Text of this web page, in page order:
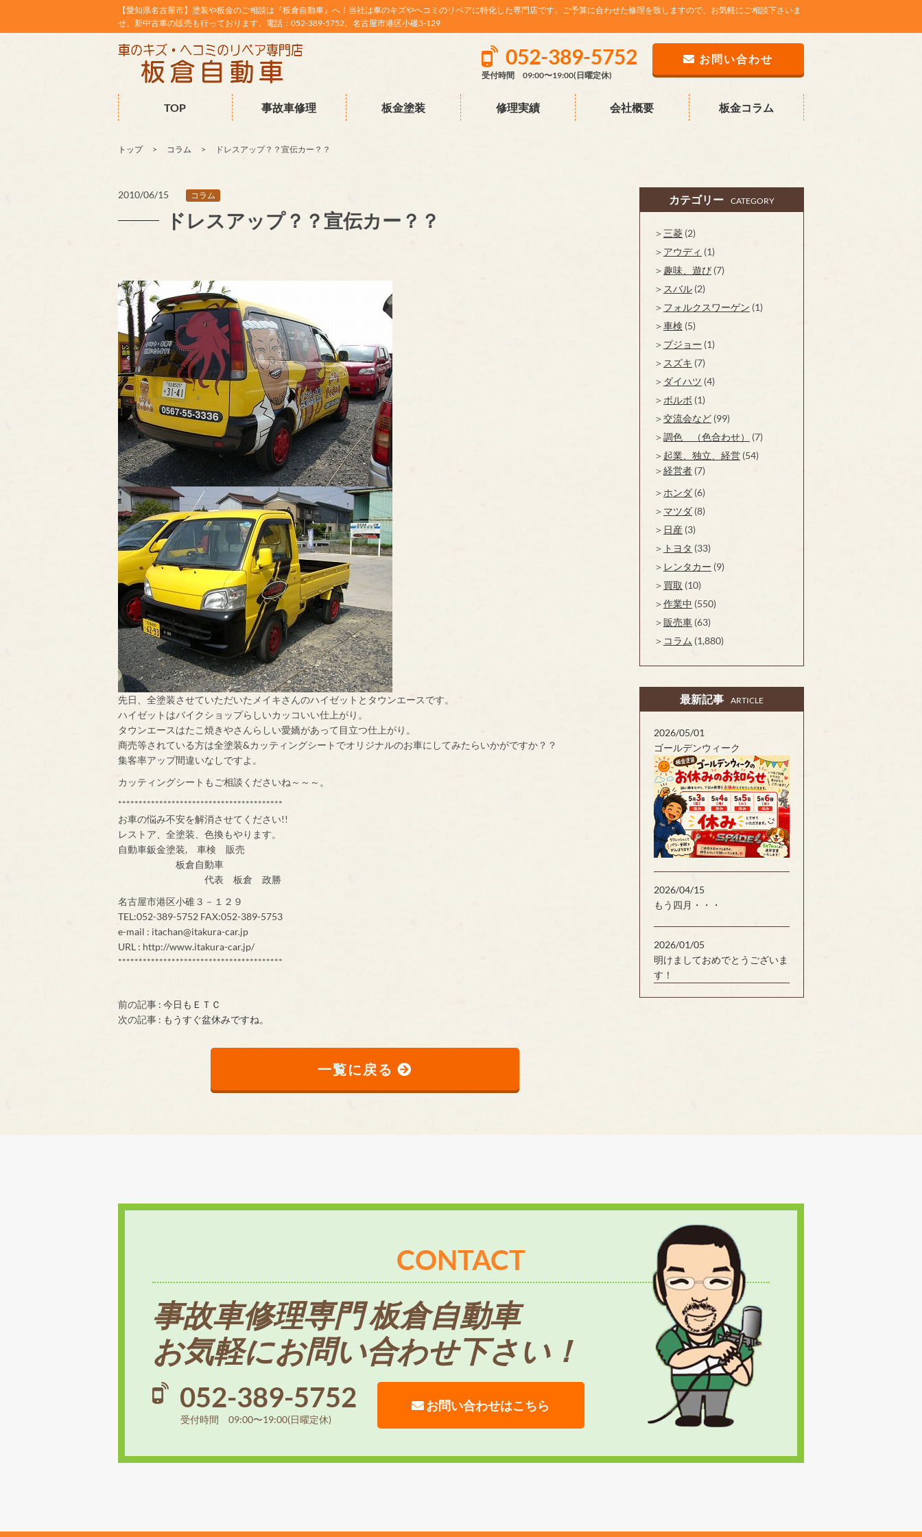
【愛知県名古屋市】塗装や板金のご相談は『板倉自動車』へ！当社は車のキズやヘコミのリペアに特化した専門店です。ご予算に合わせた修理を致しますので、お気軽にご相談下さいま
せ。新中古車の販売も行っております。電話：052-389-5752。名古屋市港区小碓3-129
052-389-5752
受付時間 09:00〜19:00(日曜定休)
お問い合わせ
TOP 事故車修理 板金塗装 修理実績 会社概要 板金コラム
トップ コラム ドレスアップ？？宣伝カー？？
2010/06/15 コラム
ドレスアップ？？宣伝カー？？
先日、全塗装させていただいたメイキさんのハイゼットとタウンエースです。
ハイゼットはバイクショップらしいカッコいい仕上がり。
タウンエースはたこ焼きやさんらしい愛嬌があって目立つ仕上がり。
商売等されている方は全塗装&カッティングシートでオリジナルのお車にしてみたらいかがですか？？
集客率アップ間違いなしですよ。
カッティングシートもご相談くださいね～～～。
****************************************
お車の悩み不安を解消させてください!!
レストア、全塗装、色換もやります。
自動車鈑金塗装, 車検 販売
板倉自動車
代表 板倉 政勝
名古屋市港区小碓３－１２９
TEL:052-389-5752 FAX:052-389-5753
e-mail : itachan@itakura-car.jp
URL : http://www.itakura-car.jp/
****************************************
前の記事 : 今日もＥＴＣ
次の記事 : もうすぐ盆休みですね。
一覧に戻る
カテゴリー CATEGORY
三菱 (2)
アウディ (1)
趣味、遊び (7)
スバル (2)
フォルクスワーゲン (1)
車検 (5)
プジョー (1)
スズキ (7)
ダイハツ (4)
ボルボ (1)
交流会など (99)
調色 （色合わせ）
(7)
起業、独立、経営 (54)
経営者 (7)
ホンダ (6)
マツダ (8)
日産 (3)
トヨタ (33)
レンタカー (9)
買取 (10)
作業中 (550)
販売車 (63)
コラム (1,880)
最新記事 ARTICLE
2026/05/01
ゴールデンウィーク
2026/04/15
もう四月・・・
2026/01/05
明けましておめでとうございま
す！
CONTACT
事故車修理専門 板倉自動車
お気軽にお問い合わせ下さい！
052-389-5752
受付時間 09:00〜19:00(日曜定休)
お問い合わせはこちら